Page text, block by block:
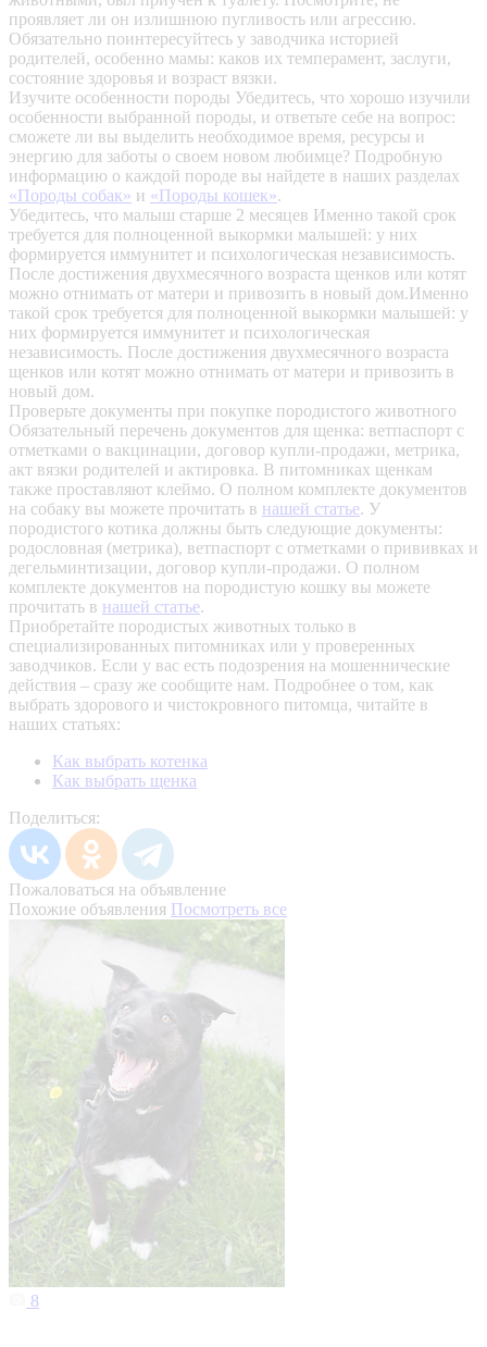
проявляет ли он излишнюю пугливость или агрессию.
Обязательно поинтересуйтесь у заводчика историей
родителей, особенно мамы: каков их темперамент, заслуги,
состояние здоровья и возраст вязки.
Изучите особенности породы Убедитесь, что хорошо изучили
особенности выбранной породы, и ответьте себе на вопрос:
сможете ли вы выделить необходимое время, ресурсы и
энергию для заботы о своем новом любимце? Подробную
информацию о каждой породе вы найдете в наших разделах
«Породы собак» и «Породы кошек».
Убедитесь, что малыш старше 2 месяцев Именно такой срок
требуется для полноценной выкормки малышей: у них
формируется иммунитет и психологическая независимость.
После достижения двухмесячного возраста щенков или котят
можно отнимать от матери и привозить в новый дом.Именно
такой срок требуется для полноценной выкормки малышей: у
них формируется иммунитет и психологическая
независимость. После достижения двухмесячного возраста
щенков или котят можно отнимать от матери и привозить в
новый дом.
Проверьте документы при покупке породистого животного
Обязательный перечень документов для щенка: ветпаспорт с
отметками о вакцинации, договор купли-продажи, метрика,
акт вязки родителей и актировка. В питомниках щенкам
также проставляют клеймо. О полном комплекте документов
на собаку вы можете прочитать в нашей статье. У
породистого котика должны быть следующие документы:
родословная (метрика), ветпаспорт с отметками о прививках и
дегельминтизации, договор купли-продажи. О полном
комплекте документов на породистую кошку вы можете
прочитать в нашей статье.
Приобретайте породистых животных только в
специализированных питомниках или у проверенных
заводчиков. Если у вас есть подозрения на мошеннические
действия – сразу же сообщите нам. Подробнее о том, как
выбрать здорового и чистокровного питомца, читайте в
наших статьях:
Как выбрать котенка
Как выбрать щенка
Поделиться:
Пожаловаться на объявление
Похожие объявления Посмотреть все
8